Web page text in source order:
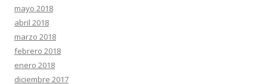
mayo 2018
abril 2018
marzo 2018
febrero 2018
enero 2018
diciembre 2017